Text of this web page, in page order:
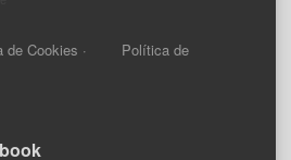
de Cookies · Política de